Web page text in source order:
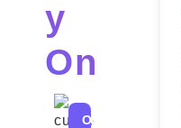
y
Online
In
Streaming
Online